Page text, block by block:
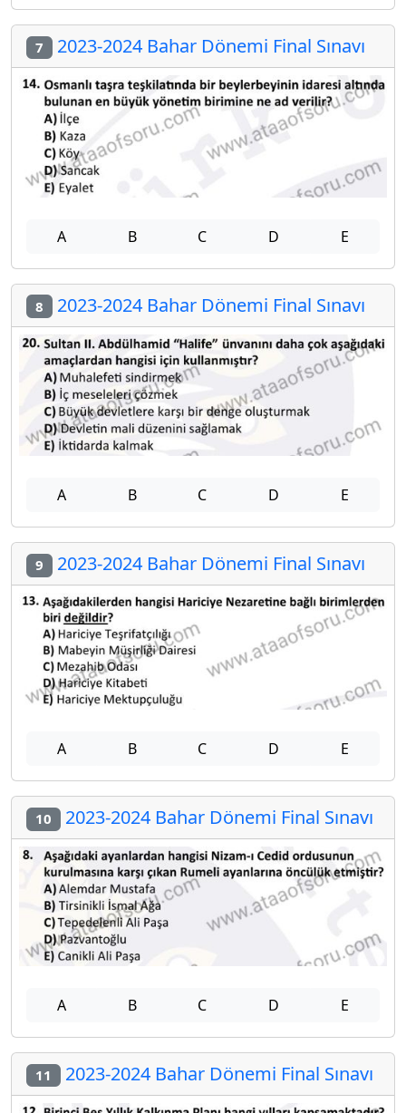
7 2023-2024 Bahar Dönemi Final Sınavı
A B C D E
8 2023-2024 Bahar Dönemi Final Sınavı
A B C D E
9 2023-2024 Bahar Dönemi Final Sınavı
A B C D E
10 2023-2024 Bahar Dönemi Final Sınavı
A B C D E
11 2023-2024 Bahar Dönemi Final Sınavı